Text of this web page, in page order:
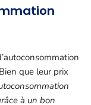
que leur prix
à un bon